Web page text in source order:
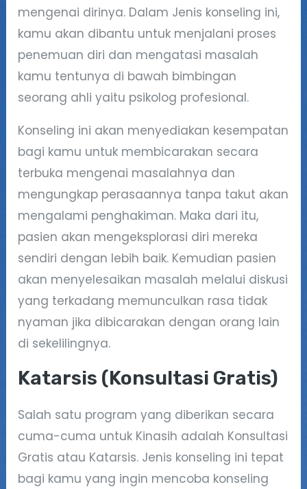
mengenai dirinya. Dalam Jenis konseling ini,
kamu akan dibantu untuk menjalani proses
penemuan diri dan mengatasi masalah
kamu tentunya di bawah bimbingan
seorang ahli yaitu psikolog profesional.
Konseling ini akan menyediakan kesempatan
bagi kamu untuk membicarakan secara
terbuka mengenai masalahnya dan
mengungkap perasaannya tanpa takut akan
mengalami penghakiman. Maka dari itu,
pasien akan mengeksplorasi diri mereka
sendiri dengan lebih baik. Kemudian pasien
akan menyelesaikan masalah melalui diskusi
yang terkadang memunculkan rasa tidak
nyaman jika dibicarakan dengan orang lain
di sekelilingnya.
Katarsis (Konsultasi Gratis)
Salah satu program yang diberikan secara
cuma-cuma untuk Kinasih adalah Konsultasi
Gratis atau Katarsis. Jenis konseling ini tepat
bagi kamu yang ingin mencoba konseling